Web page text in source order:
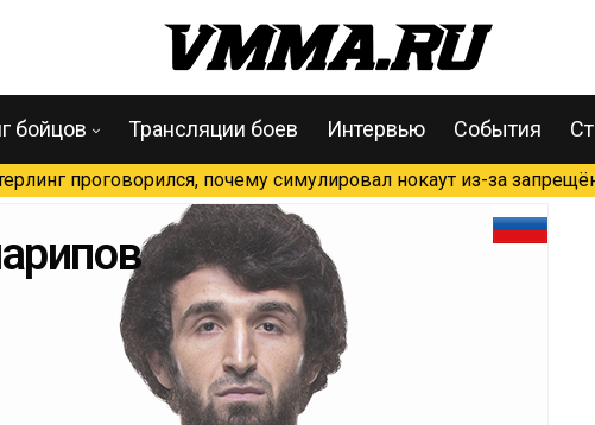
бойцов Трансляции боев Интервью События
проговорился, почему симулировал нокаут из-за